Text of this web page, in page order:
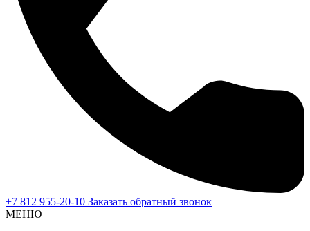
+7 812 955-20-10 Заказать обратный звонок
МЕНЮ